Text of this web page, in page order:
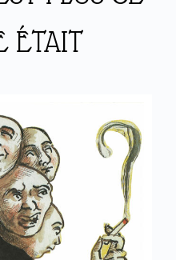
ÉTAIT